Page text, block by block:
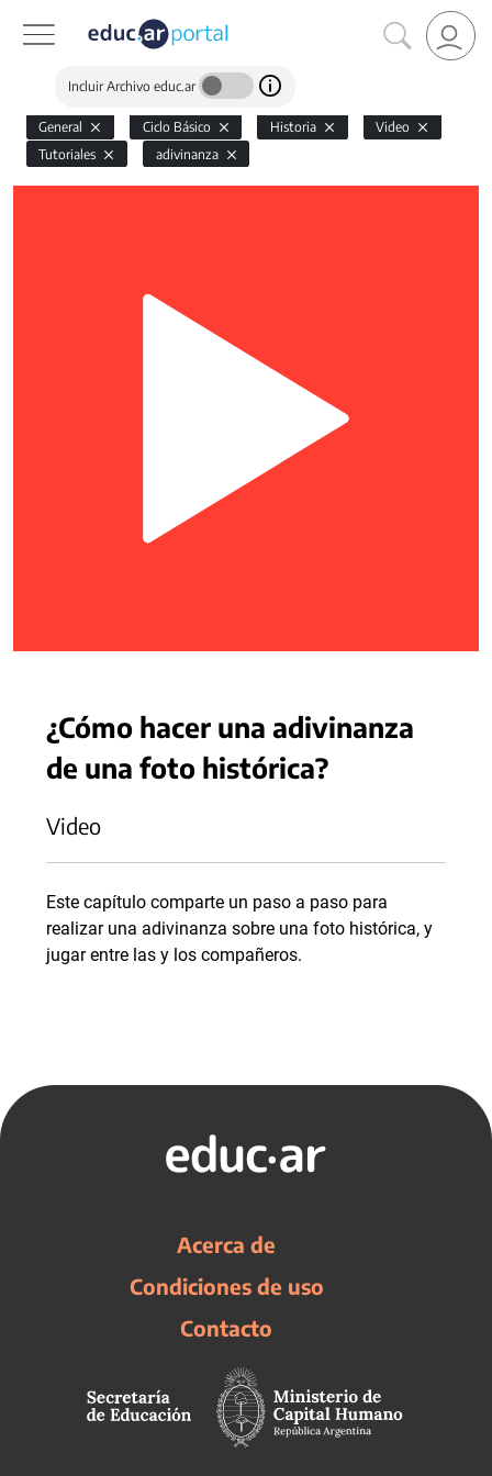
Incluir Archivo educ.ar
General Ciclo Básico Historia
Video
Tutoriales
adivinanza
¿Cómo hacer una adivinanza
de una foto histórica?
Video
Este capítulo comparte un paso a paso para
realizar una adivinanza sobre una foto histórica, y
jugar entre las y los compañeros.
Acerca de
Condiciones de uso
Contacto